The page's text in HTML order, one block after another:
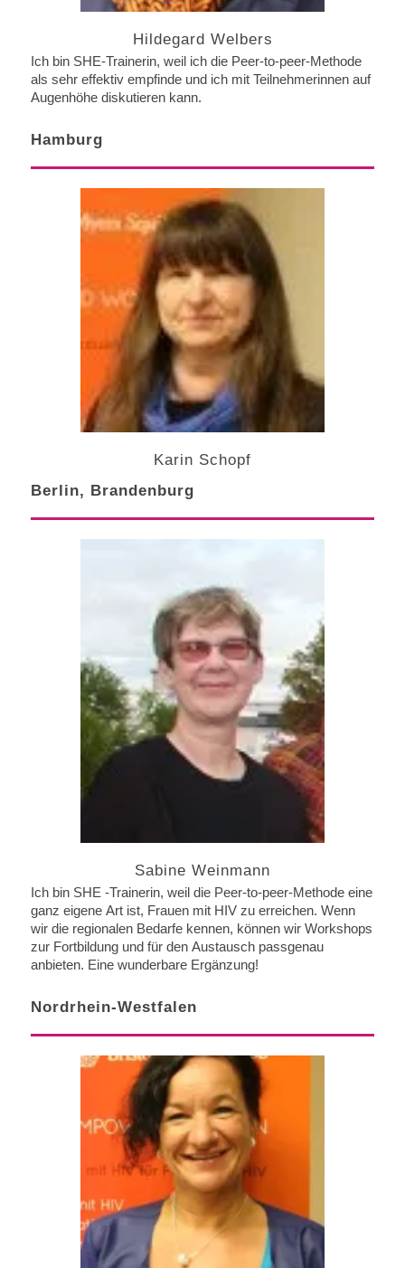
Hildegard Welbers
Ich bin SHE-Trainerin, weil ich die Peer-to-peer-Methode
als sehr effektiv empfinde und ich mit Teilnehmerinnen auf
Augenhöhe diskutieren kann.
Hamburg
Karin Schopf
Berlin, Brandenburg
Sabine Weinmann
Ich bin SHE -Trainerin, weil die Peer-to-peer-Methode eine
ganz eigene Art ist, Frauen mit HIV zu erreichen. Wenn
wir die regionalen Bedarfe kennen, können wir Workshops
zur Fortbildung und für den Austausch passgenau
anbieten. Eine wunderbare Ergänzung!
Nordrhein-Westfalen